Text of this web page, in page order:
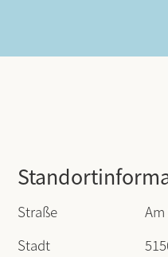
Straße
Am
Stadt